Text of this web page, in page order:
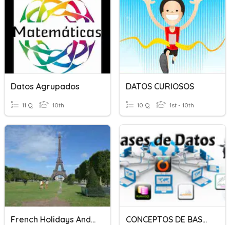
Datos Agrupados
11 Q 10th
DATOS CURIOSOS
10 Q 1st - 10th
French Holidays And Dates CONCEPTOS DE BASES DE DATOS